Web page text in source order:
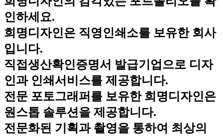
인하세요.
희명디자인은 직영인쇄소를 보유한 회사
입니다.
직접생산확인증명서 발급기업으로 디자
인과 인쇄서비스를 제공합니다.
전문 포토그래퍼를 보유한 희명디자인은
원스톱 솔루션을 제공합니다.
전문화된 기획과 촬영을 통하여 최상의